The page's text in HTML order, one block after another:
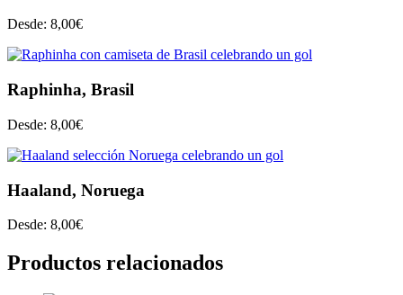
Desde: 8,00€
Raphinha, Brasil
Desde: 8,00€
Haaland, Noruega
Desde: 8,00€
Productos relacionados